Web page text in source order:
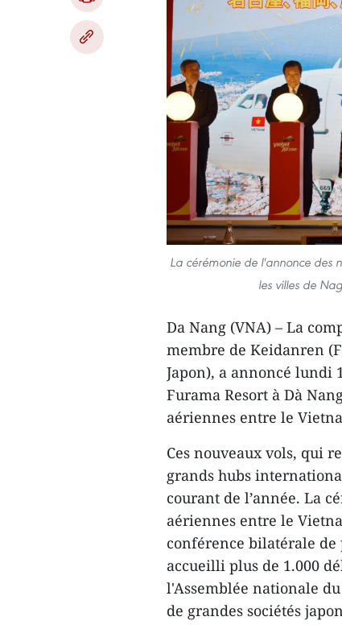
La cérémonie de l'annonce des
les villes de
Da Nang (VNA) – La
membre de Keidanren
Japon), a annoncé lundi
Furama Resort à Dà
aériennes entre le
Ces nouveaux vols, qui
grands hubs
courant de l’année. La
aériennes entre le
conférence bilatérale
accueilli plus de 1.000
l'Assemblée nationale
de grandes sociétés